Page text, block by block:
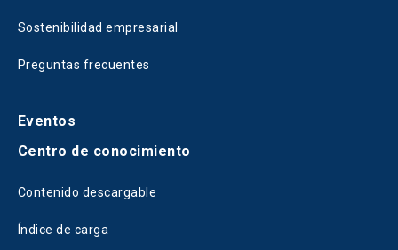
Sostenibilidad empresarial
Preguntas frecuentes
Eventos
Centro de conocimiento
Contenido descargable
Índice de carga